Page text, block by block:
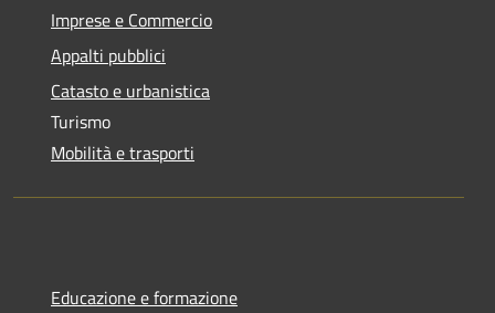
Imprese e Commercio
Appalti pubblici
Catasto e urbanistica
Turismo
Mobilità e trasporti
Educazione e formazione